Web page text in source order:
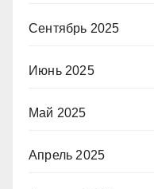
Сентябрь 2025
Июнь 2025
Май 2025
Апрель 2025